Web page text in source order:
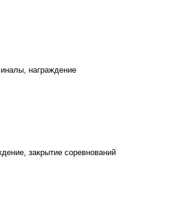
награждение
закрытие соревнований